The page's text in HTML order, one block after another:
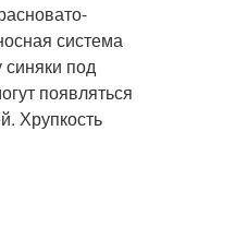
система
под
появляться
Хрупкость